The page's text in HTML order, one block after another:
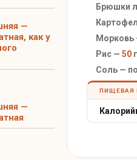
Брюшки
Морковь
Рис — 50
Соль —
ПИЩЕВАЯ
—
как у
—